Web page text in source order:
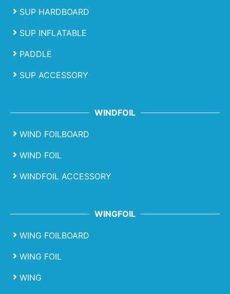
SUP HARDBOARD
SUP INFLATABLE
PADDLE
SUP ACCESSORY
WINDFOIL
WIND FOILBOARD
WIND FOIL
WINDFOIL ACCESSORY
WINGFOIL
WING FOILBOARD
WING FOIL
WING